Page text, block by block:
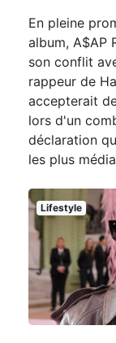
En pleine
album, A$AP
son conflit
rappeur de
accepterait
lors d'un
déclaration
les plus
Lifestyle